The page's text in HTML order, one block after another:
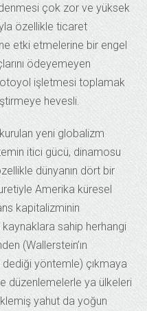
çok zor ve yüksek
özellikle ticaret
etki etmelerine bir engel
ödeyemeyen
otoyol işletmesi toplamak
hevesli.
yeni globalizm
itici gücü, dinamosu
dünyanın dört bir
Amerika küresel
kapitalizminin
sahip herhangi
(Wallerstein’ın
dediği yöntemle) çıkmaya
düzenlemelerle ya ülkeleri
yahut da yoğun